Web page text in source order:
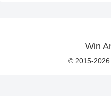
Win
© 2015-2026